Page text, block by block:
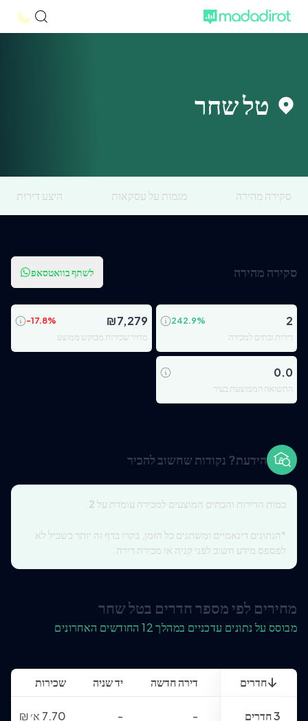
טל שחר
סקירה מהירה מגמות על עסקאות היצע דירות
סקירה מהירה לשתף בוואטסאפ
2
242.9%
דירות ובתים למכירה
₪7,279
-17.8%
מחיר שכירות מבוקש ממוצע
0.0
התשואה הממוצעת בעיר
הידעת? נקודות שחשוב להכיר
כמות הדירות והבתים המוצעים למכירה עומדת על 2
*הנתונים דינאמיים ומשתנים כל הזמן, בקרו בדף זה יותר בשביל לא
לפספס מידע חשוב לפני קניה או מכירת דירה.
מחירים לפי מספר חדרים בטל שחר
מבוסס על נתונים עדכניים במהלך 12 החודשים האחרונים
חדרים דירה חדשה יד שניה שכירות
3 חדרים -
- 7.70 א׳ ₪